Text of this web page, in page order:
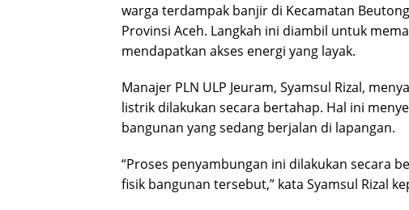
warga terdampak banjir di Kecamatan
Provinsi Aceh. Langkah ini diambil untuk
mendapatkan akses energi yang layak.
Manajer PLN ULP Jeuram, Syamsul Rizal,
listrik dilakukan secara bertahap. Hal ini
bangunan yang sedang berjalan di lapangan.
“Proses penyambungan ini dilakukan secara
fisik bangunan tersebut,” kata Syamsul Rizal